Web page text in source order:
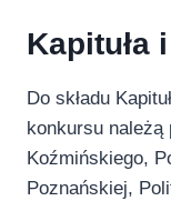
Kapituła
Do składu
konkursu należą
Koźmińskiego,
Poznańskiej,